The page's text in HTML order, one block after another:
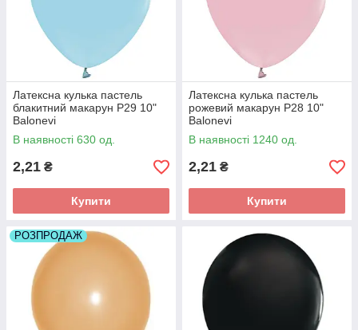
Латексна кулька пастель
блакитний макарун P29 10"
Balonevi
В наявності 630 од.
2,21 ₴
Купити
Латексна кулька пастель
рожевий макарун P28 10"
Balonevi
В наявності 1240 од.
2,21 ₴
Купити
РОЗПРОДАЖ